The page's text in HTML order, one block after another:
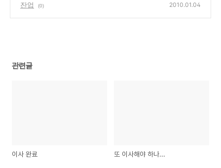
잔업 (0) 2010.01.04
관련글
이사 완료 또 이사해야 하나...